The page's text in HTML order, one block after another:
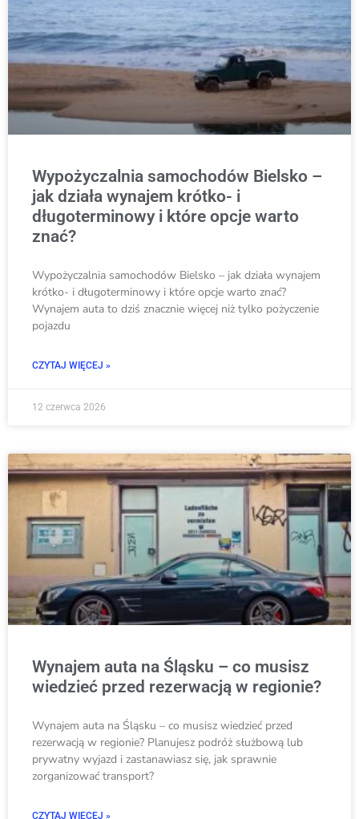
Wypożyczalnia samochodów Bielsko –
jak działa wynajem krótko- i
długoterminowy i które opcje warto
znać?
Wypożyczalnia samochodów Bielsko – jak działa wynajem
krótko- i długoterminowy i które opcje warto znać?
Wynajem auta to dziś znacznie więcej niż tylko pożyczenie
pojazdu
CZYTAJ WIĘCEJ »
12 czerwca 2026
Wynajem auta na Śląsku – co musisz
wiedzieć przed rezerwacją w regionie?
Wynajem auta na Śląsku – co musisz wiedzieć przed
rezerwacją w regionie? Planujesz podróż służbową lub
prywatny wyjazd i zastanawiasz się, jak sprawnie
zorganizować transport?
CZYTAJ WIĘCEJ »